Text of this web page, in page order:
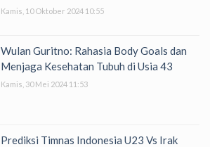
Kamis, 10 Oktober 2024 10:55
Wulan Guritno: Rahasia Body Goals dan
Menjaga Kesehatan Tubuh di Usia 43
Kamis, 30 Mei 2024 11:53
Prediksi Timnas Indonesia U23 Vs Irak